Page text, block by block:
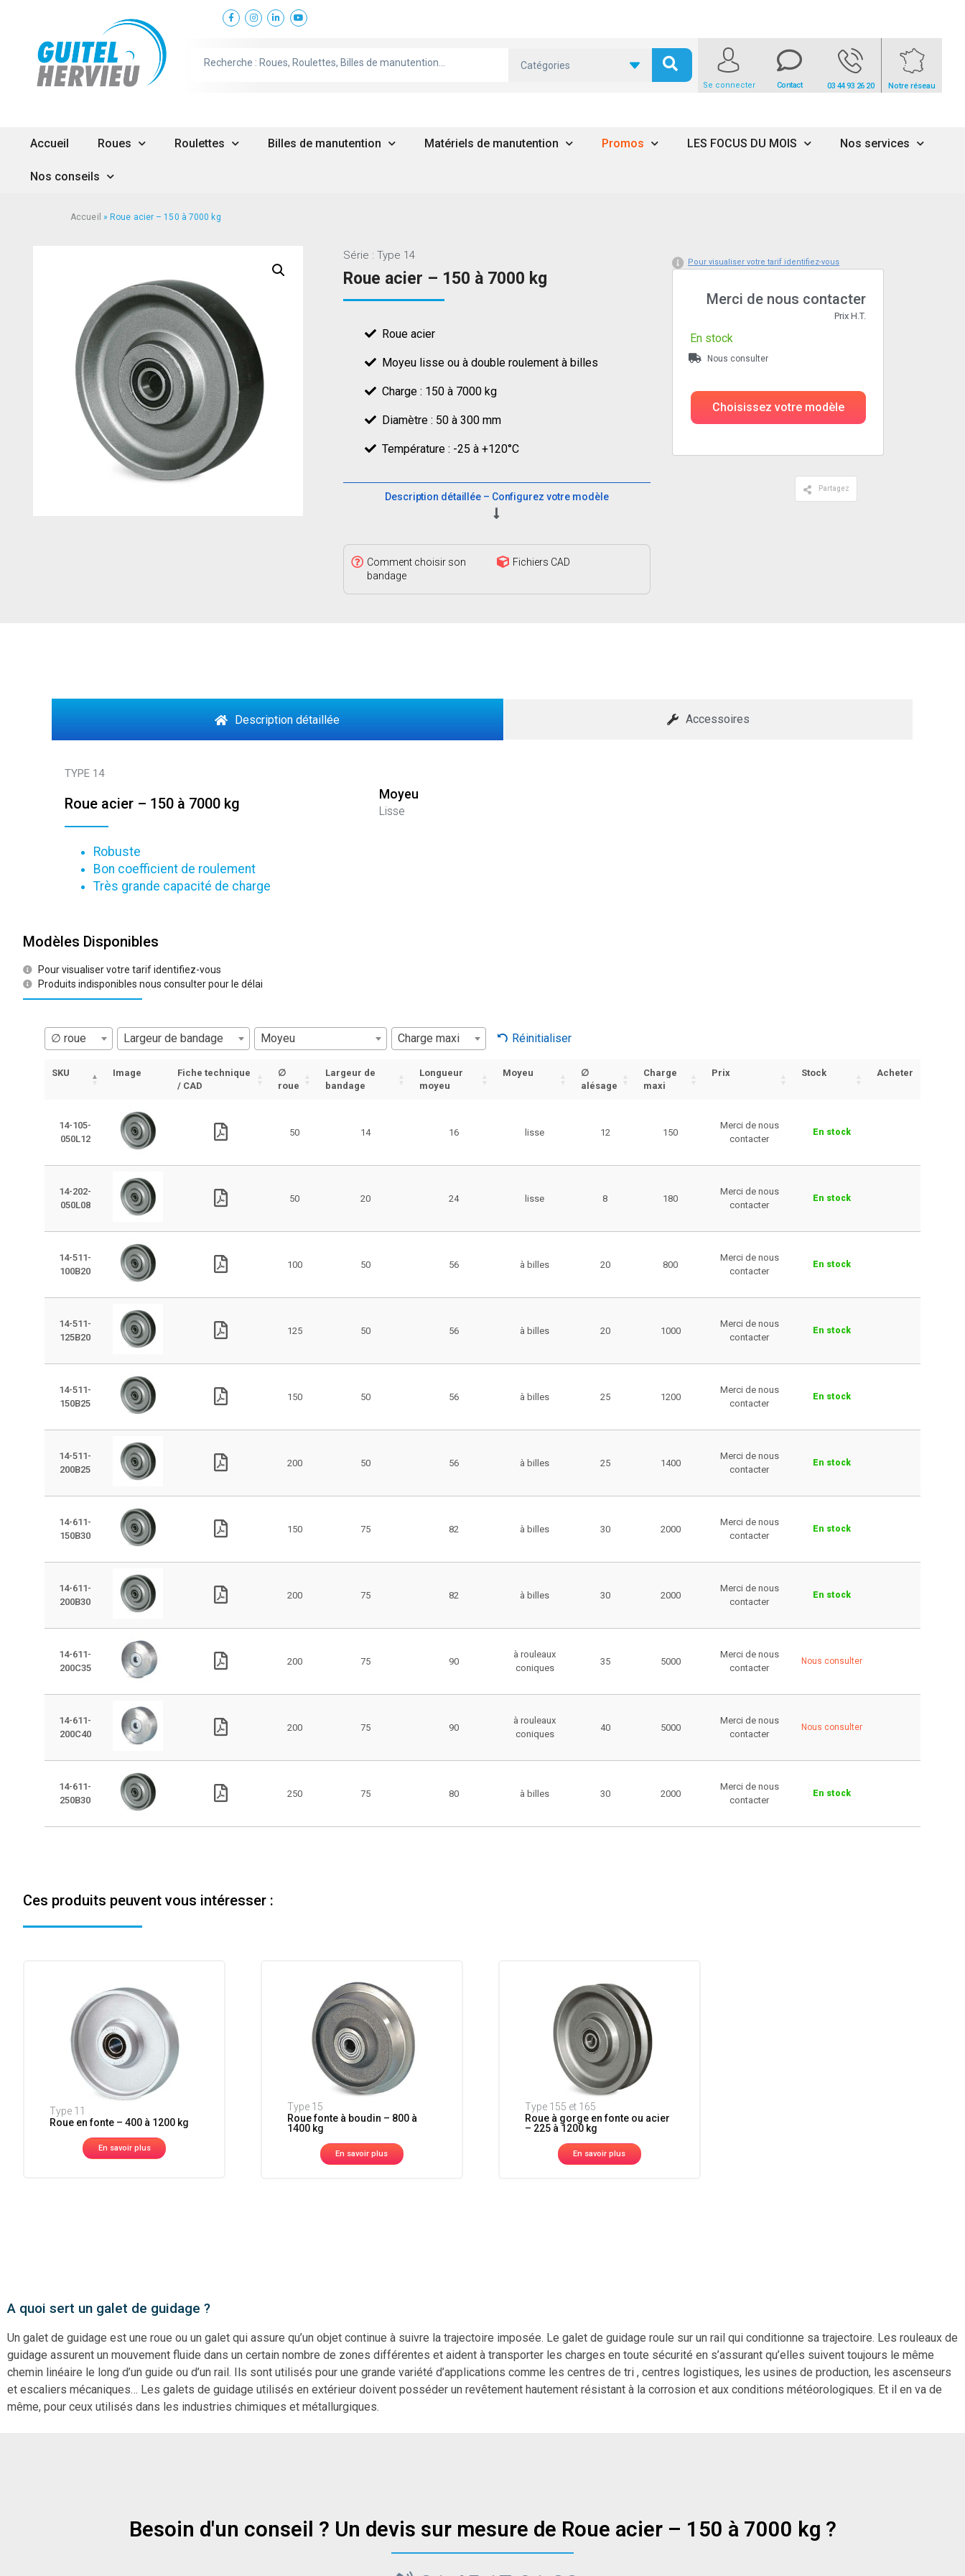
Se connecter Contact 03 44 93 26 20 Notre réseau
Catégories
Accueil Roues Roulettes Billes de manutention Matériels de manutention Promos LES FOCUS DU MOIS Nos services
Nos conseils
Accueil »Roue acier – 150 à 7000 kg
Série : Type 14
Roue acier – 150 à 7000 kg
Roue acier
Moyeu lisse ou à double roulement à billes
Charge : 150 à 7000 kg
Diamètre : 50 à 300 mm
Température : -25 à +120°C
Description détaillée – Configurez votre modèle
Comment choisir son
bandage
Fichiers CAD
Pour visualiser votre tarif identifiez-vous
Merci de nous contacter
Prix H.T.
En stock
Nous consulter
Choisissez votre modèle
Partagez
Description détaillée Accessoires
TYPE 14
Roue acier – 150 à 7000 kg
Robuste
Bon coefficient de roulement
Très grande capacité de charge
Moyeu
Lisse
Modèles Disponibles
Pour visualiser votre tarif identifiez-vous
Produits indisponibles nous consulter pour le délai
∅ roue Largeur de bandage Moyeu Charge maxi Réinitialiser
SKU Image
Fiche technique
/ CAD
∅
roue
Largeur de
bandage
Longueur
moyeu
Moyeu
∅
alésage
Charge
maxi
Prix Stock Acheter
14-105-
050L12
50 14 16 lisse 12 150
Merci de nous
contacter
En stock
14-202-
050L08
50 20 24 lisse 8 180
Merci de nous
contacter
En stock
14-511-
100B20
100 50 56 à billes 20 800
Merci de nous
contacter
En stock
14-511-
125B20
125 50 56 à billes 20 1000
Merci de nous
contacter
En stock
14-511-
150B25
150 50 56 à billes 25 1200
Merci de nous
contacter
En stock
14-511-
200B25
200 50 56 à billes 25 1400
Merci de nous
contacter
En stock
14-611-
150B30
150 75 82 à billes 30 2000
Merci de nous
contacter
En stock
14-611-
200B30
200 75 82 à billes 30 2000
Merci de nous
contacter
En stock
14-611-
200C35
200 75 90
à rouleaux
coniques
35 5000
Merci de nous
contacter
Nous consulter
14-611-
200C40
200 75 90
à rouleaux
coniques
40 5000
Merci de nous
contacter
Nous consulter
14-611-
250B30
250 75 80 à billes 30 2000
Merci de nous
contacter
En stock
Ces produits peuvent vous intéresser :
Type 11
Roue en fonte – 400 à 1200 kg
En savoir plus
Type 15
Roue fonte à boudin – 800 à
1400 kg
En savoir plus
Type 155 et 165
Roue à gorge en fonte ou acier
– 225 à 1200 kg
En savoir plus
A quoi sert un galet de guidage ?
Un galet de guidage est une roue ou un galet qui assure qu’un objet continue à suivre la trajectoire imposée. Le galet de guidage roule sur un rail qui conditionne sa trajectoire. Les rouleaux de
guidage assurent un mouvement fluide dans un certain nombre de zones différentes et aident à transporter les charges en toute sécurité en s’assurant qu’elles suivent toujours le même
chemin linéaire le long d’un guide ou d’un rail. Ils sont utilisés pour une grande variété d’applications comme les centres de tri , centres logistiques, les usines de production, les ascenseurs
et escaliers mécaniques… Les galets de guidage utilisés en extérieur doivent posséder un revêtement hautement résistant à la corrosion et aux conditions météorologiques. Et il en va de
même, pour ceux utilisés dans les industries chimiques et métallurgiques.
Besoin d'un conseil ? Un devis sur mesure de Roue acier – 150 à 7000 kg ?